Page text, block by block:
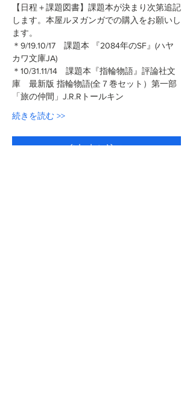
【日程＋課題図書】課題本が決まり次第追記
します。本屋ルヌガンガでの購入をお願いし
ます。
＊9/19.10/17　課題本 『2084年のSF』(ハヤ
カワ文庫JA)
＊10/31.11/14　課題本『指輪物語』評論社文
庫　最新版 指輪物語(全７巻セット）第一部
「旅の仲間」J.R.Rトールキン
続きを読む >>
参加申し込み